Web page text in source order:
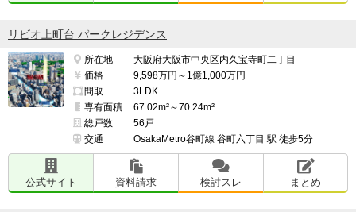
リビオ上町台 パークレジデンス
所在地
大阪府大阪市中央区内久宝寺町二丁目
価格
9,598万円～1億1,000万円
間取
3LDK
専有面積
67.02m²～70.24m²
総戸数
56戸
交通
OsakaMetro谷町線 谷町六丁目 駅 徒歩5分
公式サイト 資料請求 検討スレ まとめ